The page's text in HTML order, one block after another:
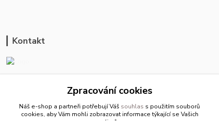
Kontakt
+420 799 500 769
pracovní dny 8-11hod.,13-15hod.
Zpracování cookies
Náš e-shop a partneři potřebují Váš souhlas s použitím souborů
cookies, aby Vám mohli zobrazovat informace týkající se Vašich